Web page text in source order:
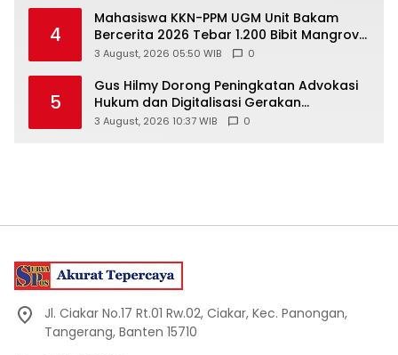
4
Mahasiswa KKN-PPM UGM Unit Bakam
Bercerita 2026 Tebar 1.200 Bibit Mangrove
di Sungai Air Layang
3 August, 2026 05:50 WIB 0
5
Gus Hilmy Dorong Peningkatan Advokasi
Hukum dan Digitalisasi Gerakan
Meningkatkan Kualitas PMII DIY
3 August, 2026 10:37 WIB 0
Jl. Ciakar No.17 Rt.01 Rw.02, Ciakar, Kec. Panongan,
Tangerang, Banten 15710